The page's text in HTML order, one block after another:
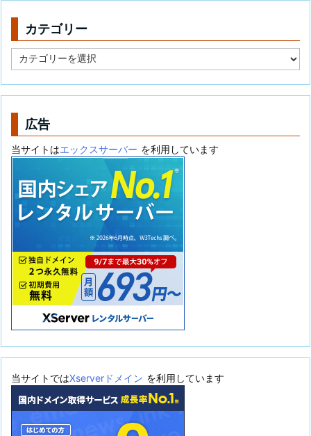
カテゴリー
テ
リ
広告
当サイトはエックスサーバー を利用しています
当サイトではXserverドメイン を利用しています